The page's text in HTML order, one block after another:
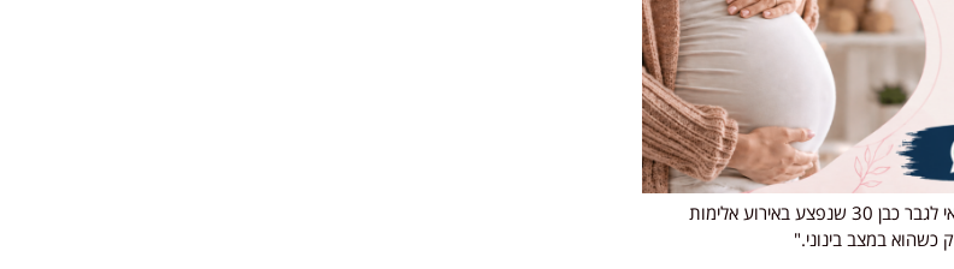
: "חובשים ופרמדיקים של מד"א העניקו טיפול רפואי לגבר כבן 30 שנפצע באירוע אלימות
כשהוא במצב בינוני."